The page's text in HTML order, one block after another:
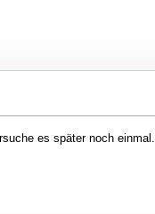
es später noch einmal.